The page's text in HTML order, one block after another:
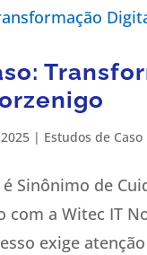
| Estudos de Caso
Sinônimo de
com a Witec IT
exige